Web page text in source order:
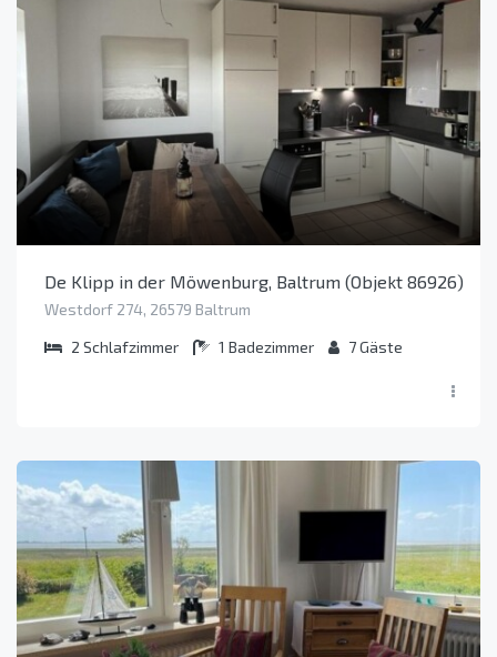
De Klipp in der Möwenburg, Baltrum (Objekt 86926)
Westdorf 274, 26579 Baltrum
2 Schlafzimmer 1 Badezimmer 7Gäste